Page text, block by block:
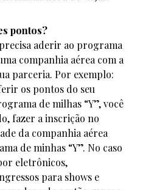
pontos?
aderir ao programa
companhia aérea com a
parceria. Por exemplo:
os pontos do seu
de milhas “Y”, você
fazer a inscrição no
da companhia aérea
de minhas “Y”. No caso
eletrônicos,
para shows e